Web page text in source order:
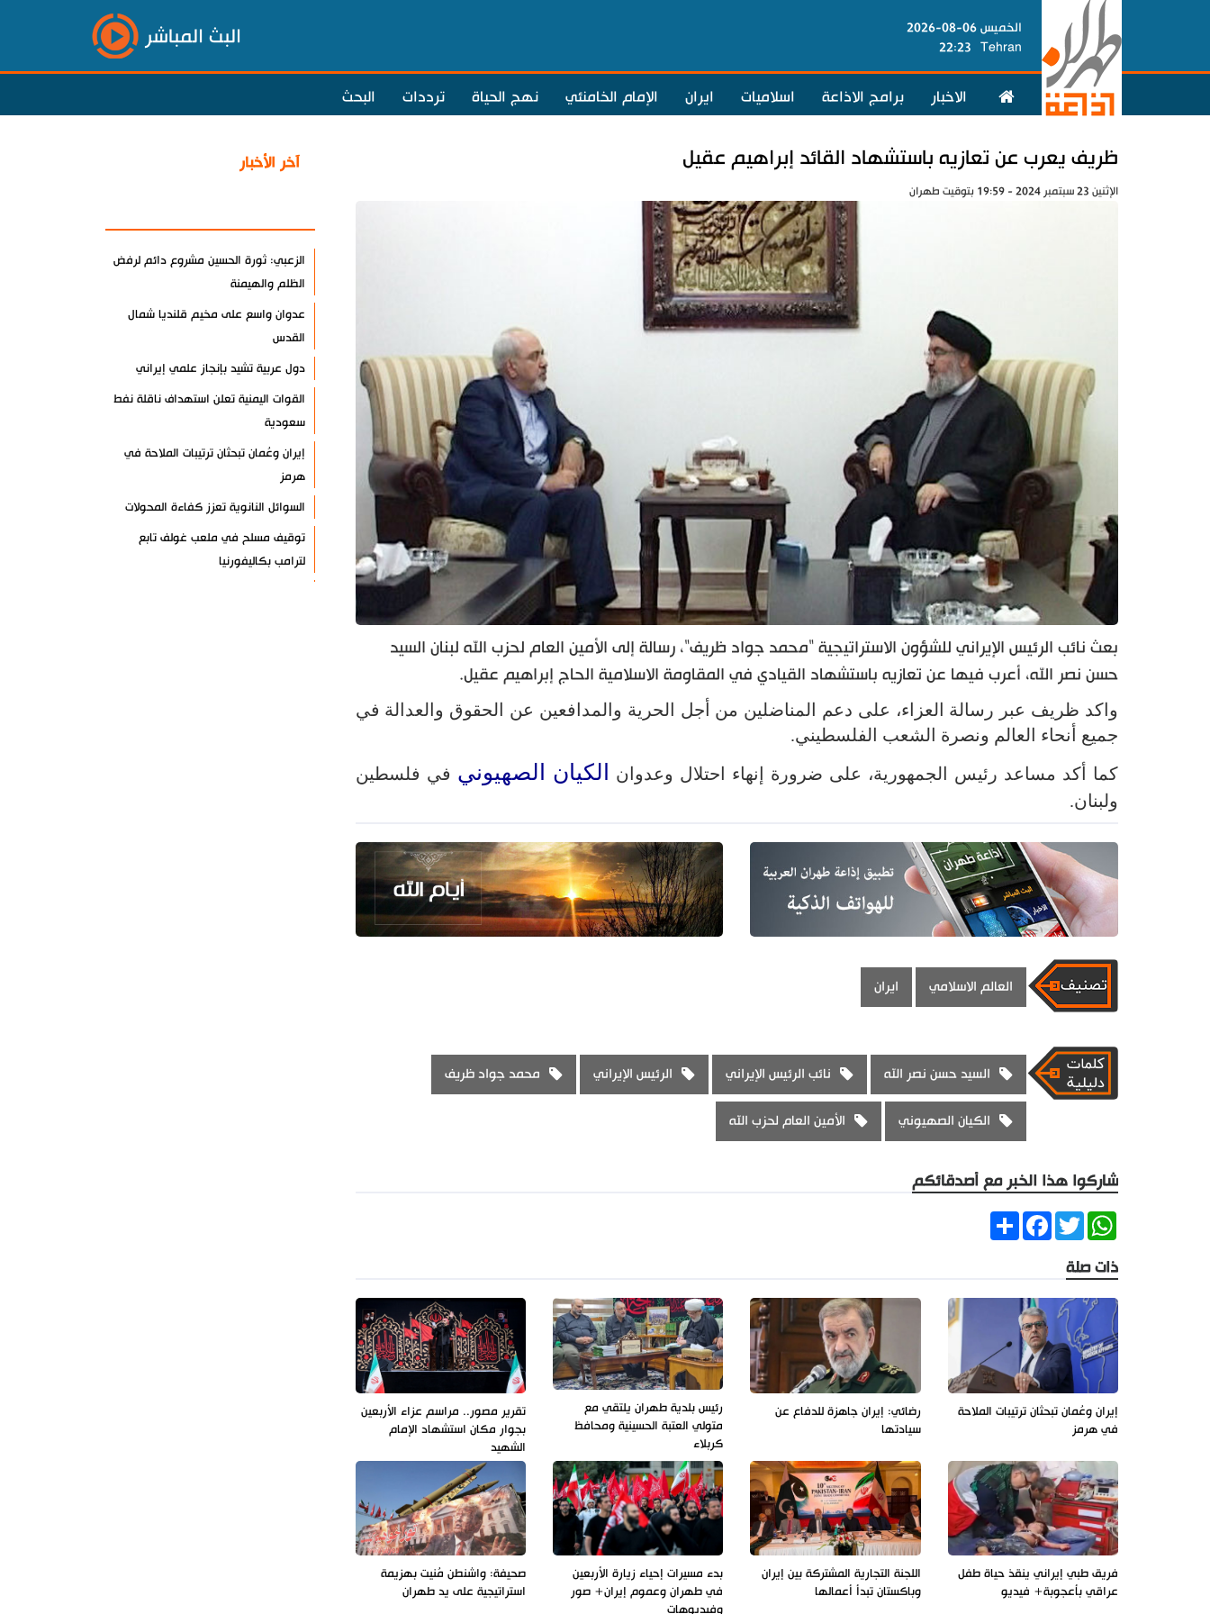
الخميس 06-08-2026
Tehran
22:23 البث المباشر
الاخبار برامج الاذاعة اسلاميات ايران الإمام الخامنئي نهج الحياة ترددات البحث
ظريف يعرب عن تعازيه باستشهاد القائد إبراهيم عقيل
الإثنين 23 سبتمبر 2024 - 19:59 بتوقيت طهران
بعث نائب الرئيس الإيراني للشؤون الاستراتيجية "محمد جواد ظريف"، رسالة إلى الأمين العام لحزب الله لبنان السيد
حسن نصر الله، أعرب فيها عن تعازيه باستشهاد القيادي في المقاومة الاسلامية الحاج إبراهيم عقيل.
واكد ظريف عبر رسالة العزاء، على دعم المناضلين من أجل الحرية والمدافعين عن الحقوق والعدالة في
جميع أنحاء العالم ونصرة الشعب الفلسطيني.
كما أكد مساعد رئيس الجمهورية، على ضرورة إنهاء احتلال وعدوان
الكيان الصهيوني في فلسطين
ولبنان.
العالم الاسلامي ايران
السيد حسن نصر الله نائب الرئيس الإيراني الرئيس الإيراني محمد جواد ظريف
الكيان الصهيوني الأمين العام لحزب الله
شاركوا هذا الخبر مع أصدقائكم
ShareFacebookTwitter
WhatsApp
ذات صلة
إيران وعُمان تبحثان ترتيبات الملاحة
في هرمز
رضائي: إيران جاهزة للدفاع عن
سيادتها
رئيس بلدية طهران يلتقي مع
متولي العتبة الحسينية ومحافظ
كربلاء
تقرير مصور.. مراسم عزاء الأربعين
بجوار مكان استشهاد الإمام
الشهيد
فريق طبي إيراني ينقذ حياة طفل
عراقي بأعجوبة+ فيديو
اللجنة التجارية المشتركة بين إيران
وباكستان تبدأ أعمالها
بدء مسيرات إحياء زيارة الأربعين
في طهران وعموم إيران+ صور
وفيديوهات
صحيفة: واشنطن مُنيت بهزيمة
استراتيجية على يد طهران
آخر الأخبار
الزعبي: ثورة الحسين مشروع دائم لرفض
الظلم والهيمنة
عدوان واسع على مخيم قلنديا شمال
القدس
دول عربية تشيد بإنجاز علمي إيراني
القوات اليمنية تعلن استهداف ناقلة نفط
سعودية
إيران وعُمان تبحثان ترتيبات الملاحة في
هرمز
السوائل النانوية تعزز كفاءة المحولات
توقيف مسلح في ملعب غولف تابع
لترامب بكاليفورنيا